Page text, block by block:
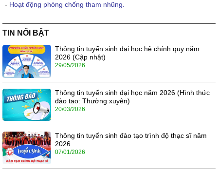
- Hoạt động phòng chống tham nhũng.
TIN NỔI BẬT
Thông tin tuyển sinh đại học hệ chính quy năm
2026 (Cập nhật)
29/05/2026
Thông tin tuyển sinh đại học năm 2026 (Hình thức
đào tạo: Thường xuyên)
20/03/2026
Thông tin tuyển sinh đào tạo trình độ thạc sĩ năm
2026
07/01/2026